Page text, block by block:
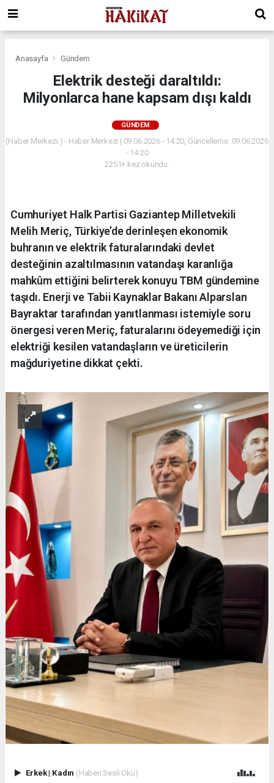
Anasayfa Gündem
Elektrik desteği daraltıldı:
Milyonlarca hane kapsam dışı kaldı
GÜNDEM
(Haber Merkezi ) - Haber Merkezi | 09.06.2026 - 14:20, Güncelleme: 09.06.2026
- 14:20
2251+ kez okundu.
Cumhuriyet Halk Partisi Gaziantep Milletvekili
Melih Meriç, Türkiye’de derinleşen ekonomik
buhranın ve elektrik faturalarındaki devlet
desteğinin azaltılmasının vatandaşı karanlığa
mahkûm ettiğini belirterek konuyu TBM gündemine
taşıdı. Enerji ve Tabii Kaynaklar Bakanı Alparslan
Bayraktar tarafından yanıtlanması istemiyle soru
önergesi veren Meriç, faturalarını ödeyemediği için
elektriği kesilen vatandaşların ve üreticilerin
mağduriyetine dikkat çekti.
Erkek| Kadın (Haberi Sesli Oku)